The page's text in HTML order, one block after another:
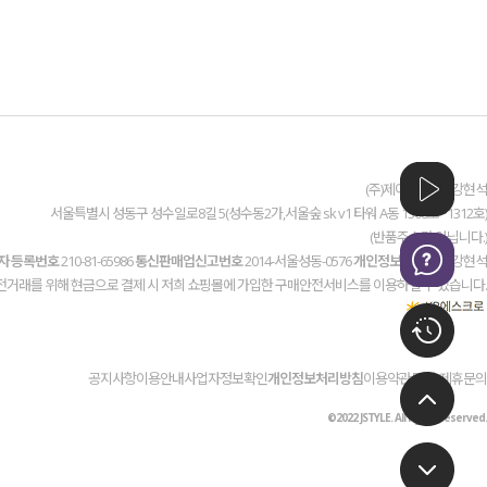
(주)제이스타일 / 강현석
서울특별시 성동구 성수일로8길 5(성수동2가,서울숲 sk v1 타워 A동 1308호~1312호)
(반품주소가 아닙니다.)
등록번호210-81-65986통신판매업신고번호2014-서울성동-0576개인정보관리책임
강현석
거래를 위해 현금으로 결제 시 저희 쇼핑몰에 가입한 구매안전서비스를 이용하실 수 있습니다.
공지사항이용안내사업자정보확인개인정보처리방침이용약관도매/제휴문의
©2022 JSTYLE. All rights reserved.